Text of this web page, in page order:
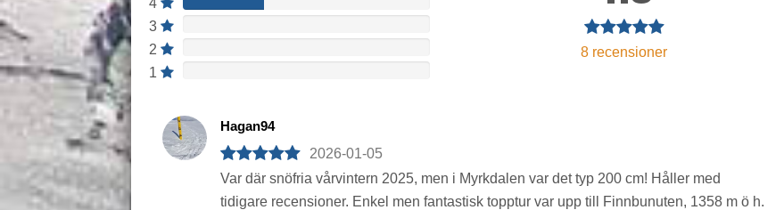
4
3
2
1
8 recensioner
Hagan94
2026-01-05
Var där snöfria vårvintern 2025, men i Myrkdalen var det typ 200 cm! Håller med
tidigare recensioner. Enkel men fantastisk topptur var upp till Finnbunuten, 1358 m ö h.